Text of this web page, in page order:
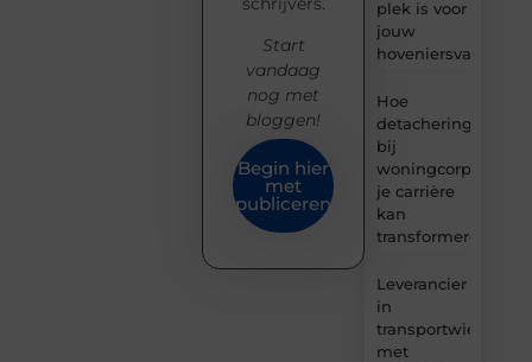
plek is voor
jouw
Hoe
detachering
bij
woningcorporaties
je carrière
kan
transformeren
Leverancier
in
transportwielen
met
Start
vandaag
nog met
bloggen!
Begin hier
met
publiceren